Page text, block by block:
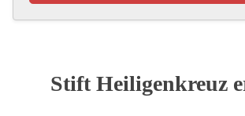
Stift Heiligenkreuz